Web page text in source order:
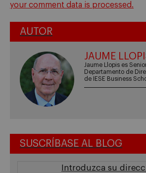
your comment data is processed.
AUTOR
JAUME
Jaume Llopis es
Departamento de
de IESE Business
SUSCRÍBASE AL BLOG
Introduzca su